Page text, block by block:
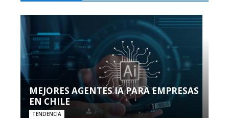
MEJORES AGENTES IA PARA EMPRESAS
EN CHILE
TENDENCIA